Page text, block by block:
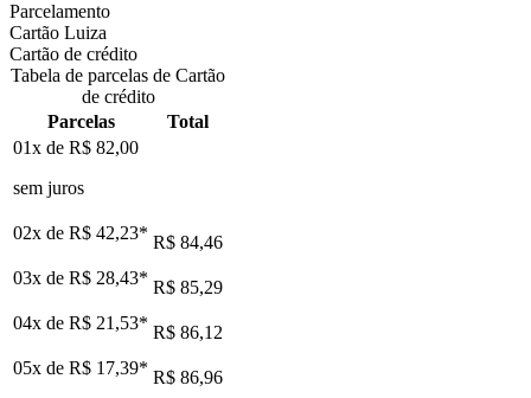
Parcelamento
Cartão Luiza
Cartão de crédito
Tabela de parcelas de Cartão
de crédito
Parcelas
Total
01x de R$ 82,00
sem juros
02x de R$ 42,23* R$ 84,46
03x de R$ 28,43* R$ 85,29
04x de R$ 21,53* R$ 86,12
05x de R$ 17,39* R$ 86,96